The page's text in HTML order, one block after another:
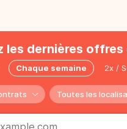
les dernières
Chaque semaine 2x /
Toutes les